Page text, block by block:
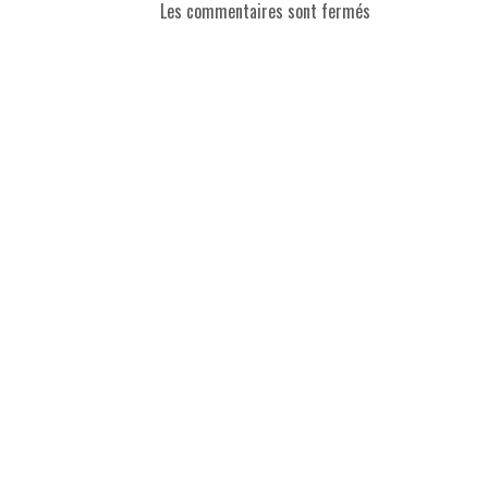
Les commentaires sont fermés